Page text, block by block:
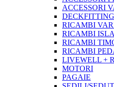
ACCESSORI
RICAMBI
RICAMBI
RICAMBI
RICAMBI
LIVEWELL +
MOTORI
PAGAIE